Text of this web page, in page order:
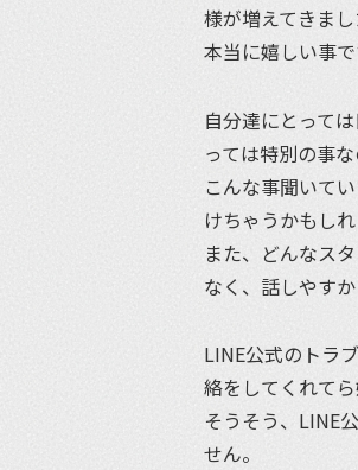
様が増えてきまし
本当に嬉しい事で
自分達にとって
っては特別の事
こんな事聞いて
けちゃうかもしれ
また、どんなス
なく、話しやす
LINE公式のトラ
絡をしてくれてら
そうそう、LINE
せん。